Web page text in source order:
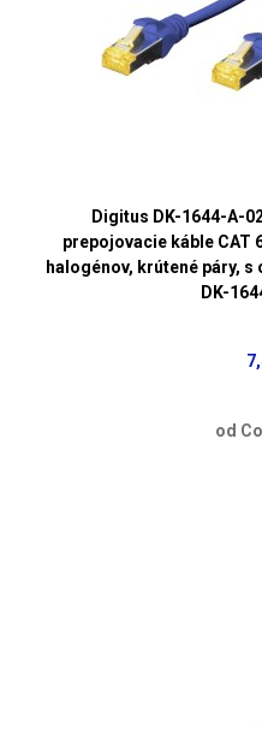
Digitus DK-1644-A-
prepojovacie káble CAT
halogénov, krútené páry,
DK-
od